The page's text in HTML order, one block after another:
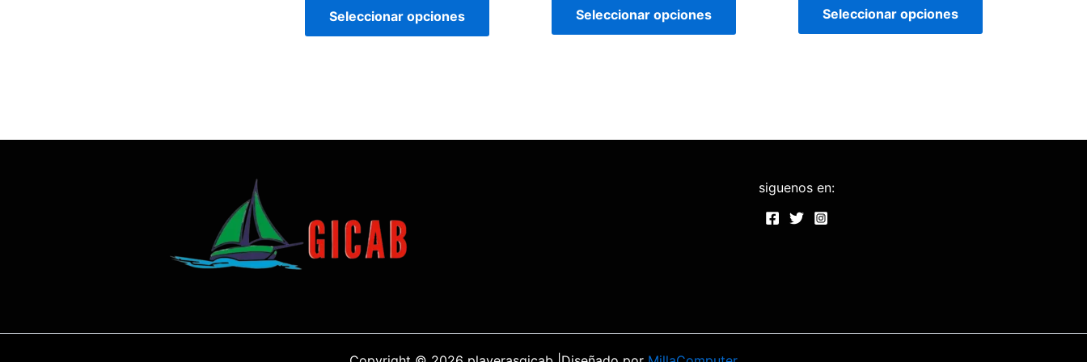
Seleccionar opciones Seleccionar opciones Seleccionar opciones
siguenos en: